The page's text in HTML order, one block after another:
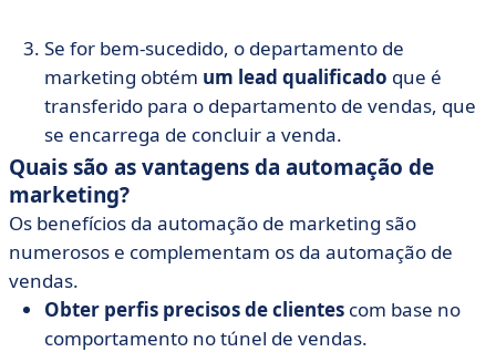
Se for bem-sucedido, o departamento de
marketing obtém um lead qualificado que é
transferido para o departamento de vendas, que
se encarrega de concluir a venda.
Quais são as vantagens da automação de
marketing?
Os benefícios da automação de marketing são
numerosos e complementam os da automação de
vendas.
Obter perfis precisos de clientes com base no
comportamento no túnel de vendas.